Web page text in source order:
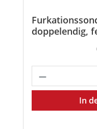
doppelendig,
Produkt
In